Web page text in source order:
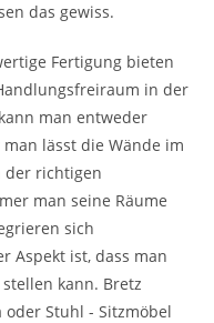
das gewiss.
Fertigung bieten
in der
man entweder
lässt die Wände im
der richtigen
man seine Räume
sich
Aspekt ist, dass man
kann. Bretz
Stuhl - Sitzmöbel